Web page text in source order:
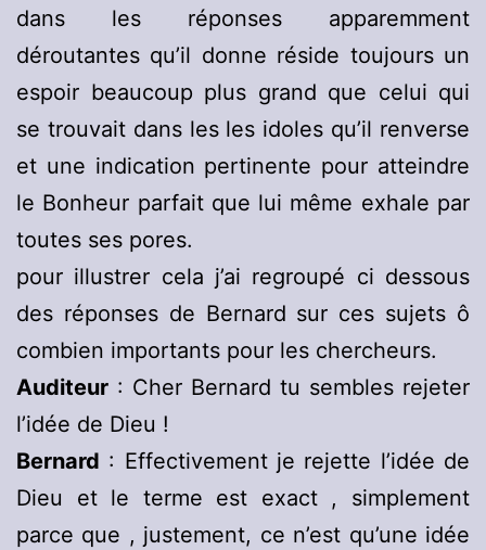
dans les réponses apparemment
déroutantes qu’il donne réside toujours un
espoir beaucoup plus grand que celui qui
se trouvait dans les les idoles qu’il renverse
et une indication pertinente pour atteindre
le Bonheur parfait que lui même exhale par
toutes ses pores.
pour illustrer cela j’ai regroupé ci dessous
des réponses de Bernard sur ces sujets ô
combien importants pour les chercheurs.
Auditeur : Cher Bernard tu sembles rejeter
l’idée de Dieu !
Bernard : Effectivement je rejette l’idée de
Dieu et le terme est exact , simplement
parce que , justement, ce n’est qu’une idée